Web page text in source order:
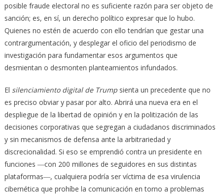
posible fraude electoral no es suficiente razón para ser objeto de
sanción; es, en sí, un derecho político expresar que lo hubo.
Quienes no estén de acuerdo con ello tendrían que gestar una
contrargumentación, y desplegar el oficio del periodismo de
investigación para fundamentar esos argumentos que
desmientan o desmonten planteamientos infundados.
El silenciamiento digital de Trump sienta un precedente que no
es preciso obviar y pasar por alto. Abrirá una nueva era en el
despliegue de la libertad de opinión y en la politización de las
decisiones corporativas que segregan a ciudadanos discriminados
y sin mecanismos de defensa ante la arbitrariedad y
discrecionalidad. Si eso se emprendió contra un presidente en
funciones ―con 200 millones de seguidores en sus distintas
plataformas―, cualquiera podría ser víctima de esa virulencia
cibernética que prohíbe la comunicación en torno a problemas